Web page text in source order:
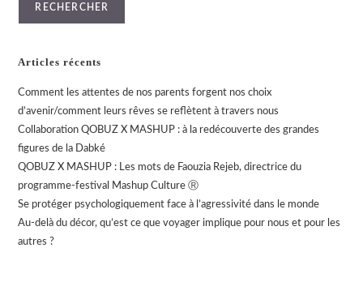
RECHERCHER
Articles récents
Comment les attentes de nos parents forgent nos choix
d’avenir/comment leurs rêves se reflètent à travers nous
Collaboration QOBUZ X MASHUP : à la redécouverte des grandes
figures de la Dabké
QOBUZ X MASHUP : Les mots de Faouzia Rejeb, directrice du
programme-festival Mashup Culture Ⓡ
Se protéger psychologiquement face à l’agressivité dans le monde
Au-delà du décor, qu’est ce que voyager implique pour nous et pour les
autres ?